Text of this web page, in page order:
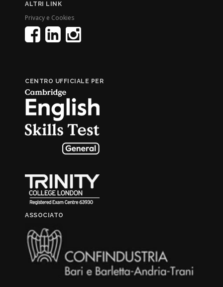
ALTRI LINK
Privacy e Cookies
CENTRO UFFICIALE PER
ASSOCIATO